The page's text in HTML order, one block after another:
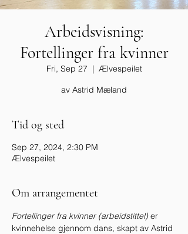
Arbeidsvisning:
Fortellinger fra kvinner
Fri, Sep 27
  |
Ælvespeilet
Tid og sted
Sep 27, 2024, 2:30 PM
Ælvespeilet
Om arrangementet
Fortellinger fra kvinner (arbeidstittel) er
kvinnehelse gjennom dans, skapt av Astrid